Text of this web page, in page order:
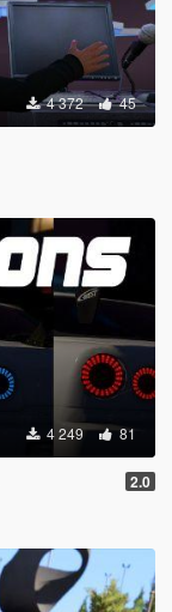
4 372 45
4 249 81
2.0